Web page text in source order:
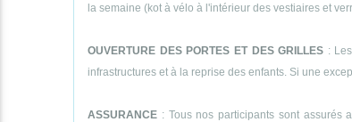
la semaine (kot à vélo à l'intérieur des vestiaires et
OUVERTURE DES PORTES ET DES GRILLES :
infrastructures et à la reprise des enfants. Si une
ASSURANCE : Tous nos participants sont assurés